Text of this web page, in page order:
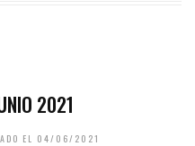
2021
EL 04/06/2021